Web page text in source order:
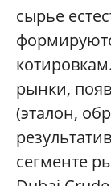
сырье
рынки,
(эталон,
сегменте